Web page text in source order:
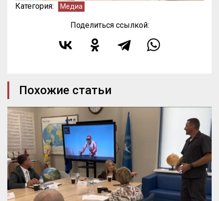
Категория: Медиа
Поделиться ссылкой:
Похожие статьи